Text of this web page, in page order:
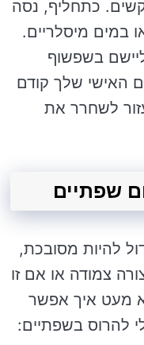
כתחליף, נסה
במים מיסלריים.
בשפשוף
האישי שלך קודם
לשחרר את
להיות מסובכת,
צמודה או אם זו
מעט איך אפשר
להרוס בשפתיים: